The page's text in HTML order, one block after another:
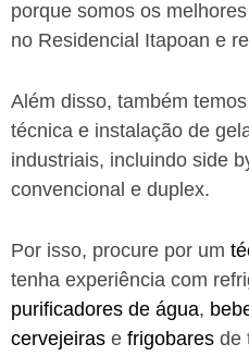
porque somos os
no Residencial Itapoan e
Além disso, também
técnica e instalação de
industriais, incluindo side
convencional e duplex.
Por isso, procure por um
tenha experiência com
purificadores de água,
cervejeiras e frigobares de